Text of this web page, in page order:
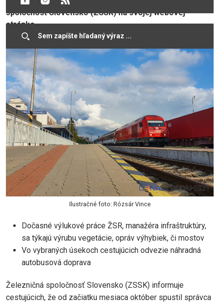
spoločnosť Slovensko (ZSSK) na svojej webovej
stránke.
Ilustračné foto: Rózsár Vince
Dočasné výlukové práce ŽSR, manažéra infraštruktúry,
sa týkajú výrubu vegetácie, opráv výhybiek, či mostov
Vo vybraných úsekoch cestujúcich odvezie náhradná
autobusová doprava
Železničná spoločnosť Slovensko (ZSSK) informuje
cestujúcich, že od začiatku mesiaca október spustil správca